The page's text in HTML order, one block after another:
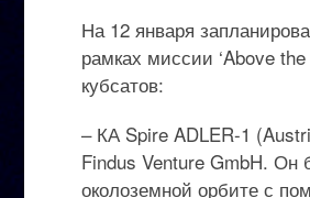
На 12 января
рамках миссии ‘Above
кубсатов:
– КА Spire ADLER-1
Findus Venture GmbH. Он
околоземной орбите с